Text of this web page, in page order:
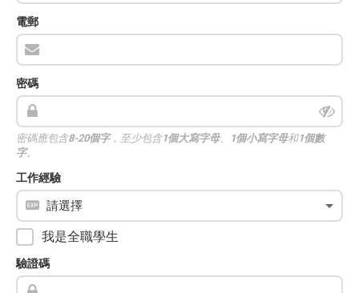
電郵
密碼
密碼應包含8-20個字，至少包含1個大寫字母、 1個小寫字母和1個數
字。
工作經驗
我是全職學生
驗證碼